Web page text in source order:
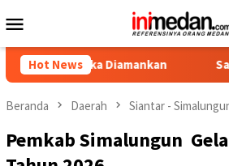
ke
Mobile
Hot News
Diamankan Satgas PRR Pacu
Beranda Daerah Siantar -
Pemkab Simalungun